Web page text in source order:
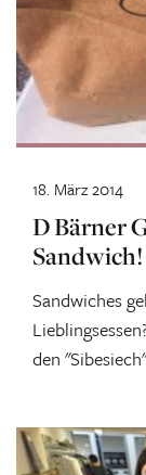
D Bärner
Sandwich!
Sandwiches
den
18. März 2014